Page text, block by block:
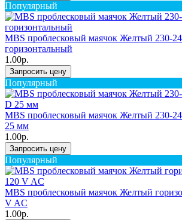
Популярный
MBS проблесковый маячок Желтый 230-
горизонтальный
1.00р.
Запросить цену
Популярный
MBS проблесковый маячок Желтый 230-
25 мм
1.00р.
Запросить цену
Популярный
MBS проблесковый маячок Желтый
V AC
1.00р.